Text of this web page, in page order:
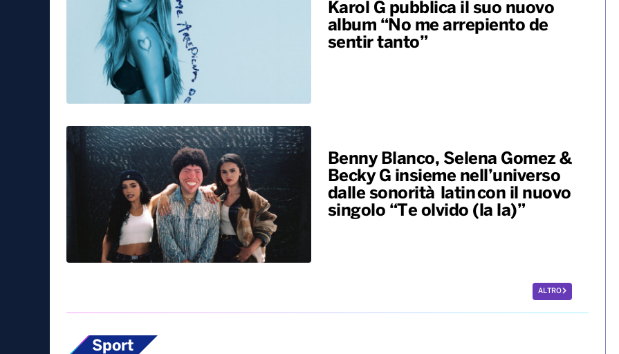
Karol G pubblica il suo nuovo
album “No me arrepiento de
sentir tanto”
Benny Blanco, Selena Gomez &
Becky G insieme nell’universo
dalle sonorità latin con il nuovo
singolo “Te olvido (la la)”
ALTRO
Sport